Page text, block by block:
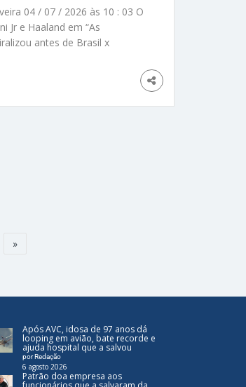
04 / 07 / 2026 às 10 : 03 O
Jr e Haaland em “As
antes de Brasil x
reprodução/ Instagram/
É muito engraçado
de Vini Jr e Haaland
»
Após AVC, idosa de 97 anos dá
looping em avião, bate recorde e
ajuda hospital que a salvou
por Redação
6 agosto 2026
Patrão doa empresa aos